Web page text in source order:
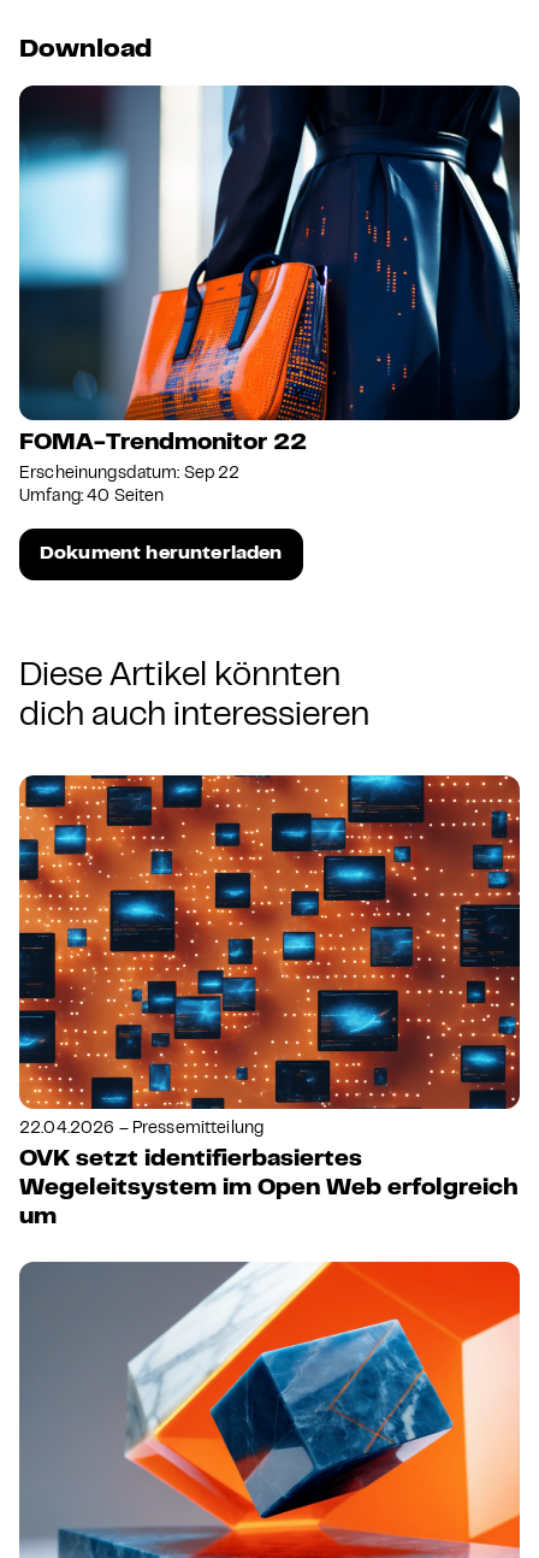
Download
FOMA-Trendmonitor 22
Erscheinungsdatum: Sep 22
Umfang: 40 Seiten
Dokument herunterladen
Diese Artikel könnten
dich auch interessieren
22.04.2026 – Pressemitteilung
OVK setzt identifierbasiertes
Wegeleitsystem im Open Web erfolgreich
um